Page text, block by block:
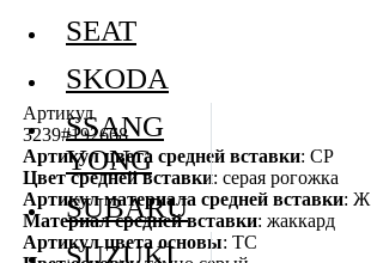
Артикул
3239#192668
Артикул цвета средней вставки: СР
Цвет средней вставки: серая рогожка
Артикул материала средней вставки: Ж
Материал средней вставки: жаккард
Артикул цвета основы: ТС
SEAT
SKODA
SSANG
YONG
SUBARU
SUZUKI